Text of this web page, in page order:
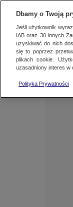
Dbamy o Twoją
Jeśli użytkownik
IAB oraz 30innych
uzyskiwać do nich
się to poprzez
plikach cookie.
uzasadniony interes w
Polityka Prywatności